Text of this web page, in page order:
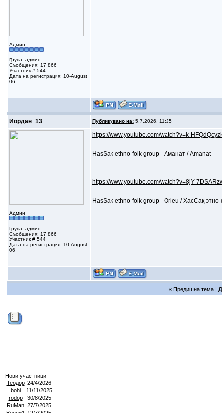
Админ
Група: админ
Съобщения: 17 866
Участник # 544
Дата на регистрация: 10-August
06
Йордан_13 Публикувано на:5.7.2026, 11:25
Админ
Група: админ
Съобщения: 17 866
Участник # 544
Дата на регистрация: 10-August
06
https://www.youtube.com/watch?v=k-
HasSak ethno-folk group - Аманат / Amanat
https://www.youtube.com/watch?v=8jY-
HasSak ethno-folk group - Orleu / ХасСақ
« Предишна тема|
Нови участници
Теодор 24/4/2026
bohi
11/11/2025
rodop
30/8/2025
RuMan 27/7/2025